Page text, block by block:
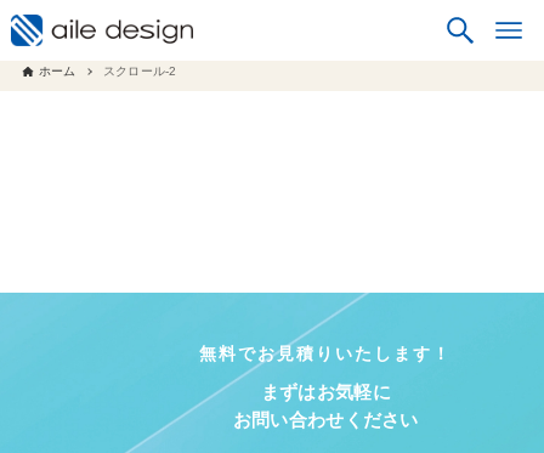
ホーム スクロール-2
無料でお見積りいたします！
まずはお気軽に
お問い合わせください